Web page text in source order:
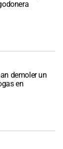
demoler un
en